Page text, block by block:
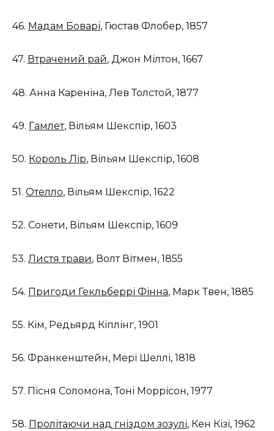
46. ​​ Мадам Боварі, Гюстав Флобер, 1857
47. Втрачений рай, Джон Мілтон, 1667
48. Анна Кареніна, Лев Толстой, 1877
49. Гамлет, Вільям Шекспір, 1603
50. Король Лір, Вільям Шекспір, 1608
51. Отелло, Вільям Шекспір, 1622
52. Сонети, Вільям Шекспір, 1609
53. Листя трави, Волт Вітмен, 1855
54. Пригоди Гекльберрі Фінна, Марк Твен, 1885
55. Кім, Редьярд Кіплінг, 1901
56. Франкенштейн, Мері Шеллі, 1818
57. Пісня Соломона, Тоні Моррісон, 1977
58. Пролітаючи над гніздом зозулі, Кен Кізі, 1962